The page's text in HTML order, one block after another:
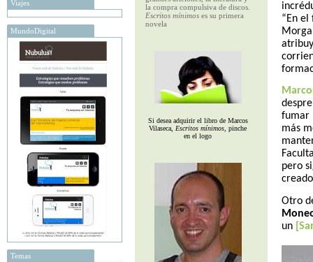
Viajes
MundoDigital
Temas
la compra compulsiva de discos.
Escritos mínimos es su primera
novela
Si desea adquirir el libro de Marcos
Vilaseca, Escritos mínimos , pinche
en el logo
“En
fumar
más
pero
Otro
un